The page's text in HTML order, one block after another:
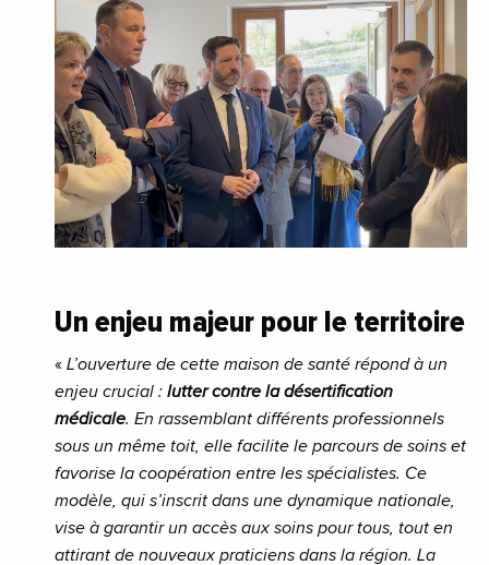
Un enjeu majeur pour le territoire
« L’ouverture de cette maison de santé répond à un
enjeu crucial : lutter contre la désertification
médicale. En rassemblant différents professionnels
sous un même toit, elle facilite le parcours de soins et
favorise la coopération entre les spécialistes. Ce
modèle, qui s’inscrit dans une dynamique nationale,
vise à garantir un accès aux soins pour tous, tout en
attirant de nouveaux praticiens dans la région. La